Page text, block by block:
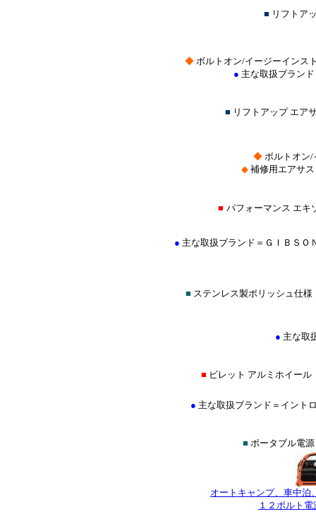
■ リフトア
◆ ボルトオン/イージーインス
● 主な取扱ブラン
■ リフトアップ エ
◆ ボルトオン/
◆ 補修用エアサ
■ パフォーマンス エキ
● 主な取扱ブランド＝ＧＩＢＳＯ
■ ステンレス製ポリッシュ仕
● 主な取
■ ビレット アルミホイー
● 主な取扱ブランド＝イント
■ ポータブル電
オートキャンプ、車中泊
１２ボルト